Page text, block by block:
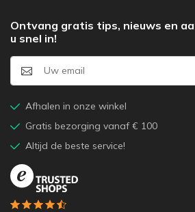
Ontvang gratis tips, nieuws en
u snel in!
Afhalen in onze winkel
Gratis bezorging vanaf € 100
Altijd de beste service!